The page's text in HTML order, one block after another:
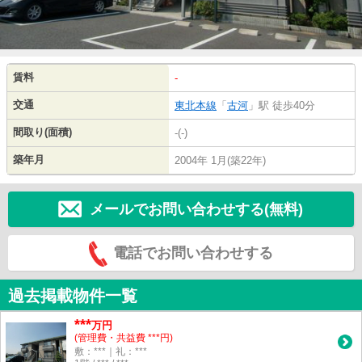
賃料 -
交通 東北本線 「 古河 」駅 徒歩40分
間取り(面積) -(-)
築年月 2004年 1月(築22年)
メールでお問い合わせする(無料)
電話でお問い合わせする
過去掲載物件一覧
***万円
(管理費・共益費 ***円)
敷：***｜礼：***